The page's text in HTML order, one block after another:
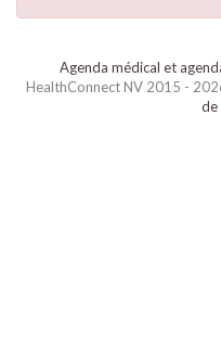
Agenda médical et
HealthConnect NV 2015 -
de